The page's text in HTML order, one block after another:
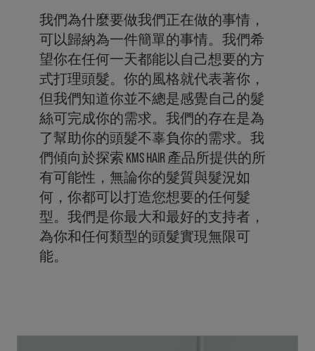
我們為什麼要做我們正在做的事情，
可以歸納為一件簡單的事情。我們希
望你在任何一天都能以自己想要的方
式打理頭髮。你的風格就代表著你，
但我們知道你並不總是感覺自己的髮
絲可完成你的需求。我們的存在是為
了幫助你的頭髮不辜負你的需求。我
們傾向於探索 KMS HAIR 產品所提供的所
有可能性，無論你的髮質與髮況如
何，你都可以打造您想要的任何髮
型。我們是你最大和最好的支持者，
為你和任何類型的頭髮實現無限可
能。